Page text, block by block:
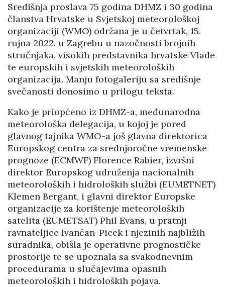
Središnja proslava 75 godina DHMZ i 30 godina
članstva Hrvatske u Svjetskoj meteorološkoj
organizaciji (WMO) održana je u četvrtak, 15.
rujna 2022. u Zagrebu u nazočnosti brojnih
stručnjaka, visokih predstavnika hrvatske Vlade
te europskih i svjetskih meteoroloških
organizacija. Manju fotogaleriju sa središnje
svečanosti donosimo u prilogu teksta.
Kako je priopćeno iz DHMZ-a, međunarodna
meteorološka delegacija, u kojoj je pored
glavnog tajnika WMO-a još glavna direktorica
Europskog centra za srednjoročne vremenske
prognoze (ECMWF) Florence Rabier, izvršni
direktor Europskog udruženja nacionalnih
meteoroloških i hidroloških službi (EUMETNET)
Klemen Bergant, i glavni direktor Europske
organizacije za korištenje meteoroloških
satelita (EUMETSAT) Phil Evans, u pratnji
ravnateljice Ivančan-Picek i njezinih najbližih
suradnika, obišla je operativne prognostičke
prostorije te se upoznala sa svakodnevnim
procedurama u slučajevima opasnih
meteoroloških i hidroloških pojava.